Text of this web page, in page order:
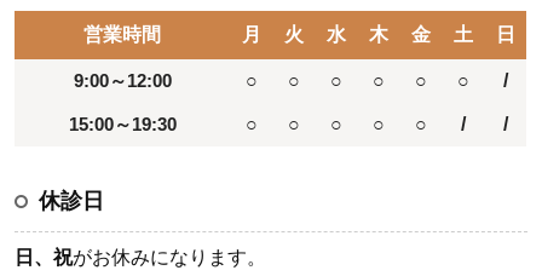
営業時間 月 火 水 木 金 土 日
9:00～12:00 ○ ○ ○ ○ ○ ○ /
15:00～19:30 ○ ○ ○ ○ ○ / /
休診日
日、祝がお休みになります。